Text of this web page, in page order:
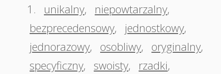
1.
unikalny, niepowtarzalny,
bezprecedensowy, jednostkowy,
jednorazowy, osobliwy, oryginalny,
specyficzny, swoisty, rzadki,